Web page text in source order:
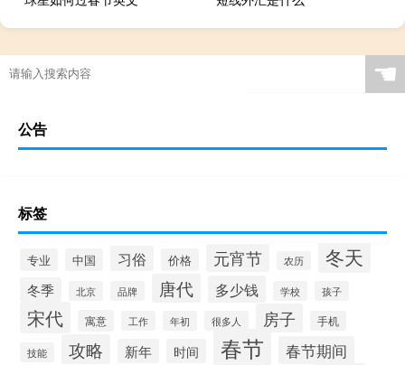
☚
公告
标签
专业 中国 习俗 价格 元宵节 农历 冬天
冬季 北京 品牌 唐代 多少钱 学校 孩子
宋代 寓意 工作 年初 很多人 房子 手机
技能 攻略 新年 时间 春节 春节期间